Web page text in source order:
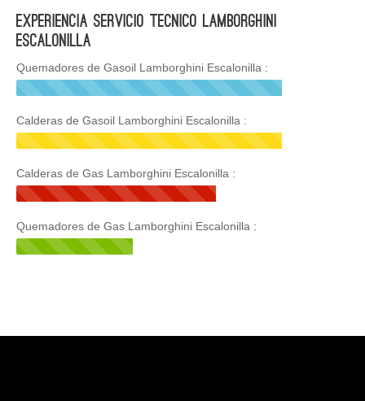
Experiencia Servicio Tecnico Lamborghini
Escalonilla
Quemadores de Gasoil Lamborghini Escalonilla :
Calderas de Gasoil Lamborghini Escalonilla :
Calderas de Gas Lamborghini Escalonilla :
Quemadores de Gas Lamborghini Escalonilla :